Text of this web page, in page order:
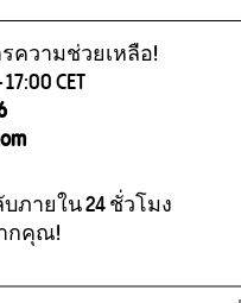
ความช่วยเหลือ!
CET
ภายใน 24 ชั่วโมง
กคุณ!